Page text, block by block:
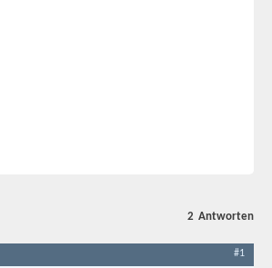
2 Antworten
#1